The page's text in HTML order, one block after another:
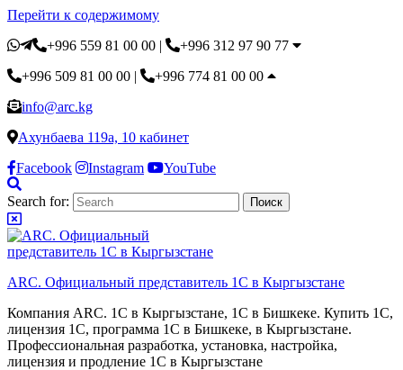
Перейти к содержимому
+996 559 81 00 00 |
+996 312 97 90 77
+996 509 81 00 00 |
+996 774 81 00 00
info@arc.kg
Ахунбаева 119а, 10 кабинет
Facebook
Instagram YouTube
Search for:
ARC. Официальный представитель 1С в Кыргызстане
Компания ARC. 1С в Кыргызстане, 1С в Бишкеке. Купить 1С,
лицензия 1С, программа 1С в Бишкеке, в Кыргызстане.
Профессиональная разработка, установка, настройка,
лицензия и продление 1С в Кыргызстане